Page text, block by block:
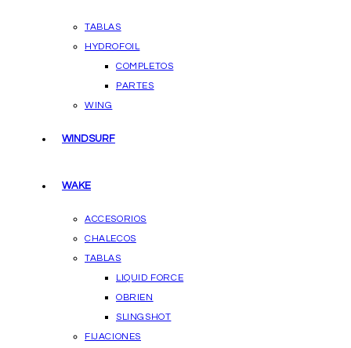
TABLAS
HYDROFOIL
COMPLETOS
PARTES
WING
WINDSURF
WAKE
ACCESORIOS
CHALECOS
TABLAS
LIQUID FORCE
OBRIEN
SLINGSHOT
FIJACIONES